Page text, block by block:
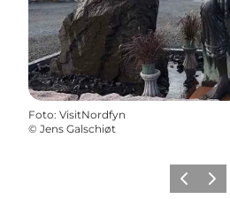
Foto: VisitNordfyn
© Jens Galschiøt
ZurückWeiter